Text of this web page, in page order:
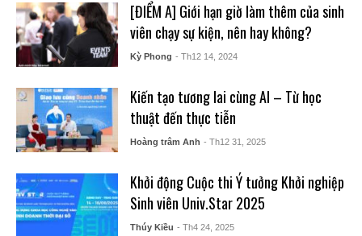
[ĐIỂM A] Giới hạn giờ làm thêm của sinh
viên chạy sự kiện, nên hay không?
Kỳ Phong - Th12 14, 2024
Kiến tạo tương lai cùng AI – Từ học
thuật đến thực tiễn
Hoàng trâm Anh - Th12 31, 2025
Khởi động Cuộc thi Ý tưởng Khởi nghiệp
Sinh viên Univ.Star 2025
Thúy Kiều - Th4 24, 2025